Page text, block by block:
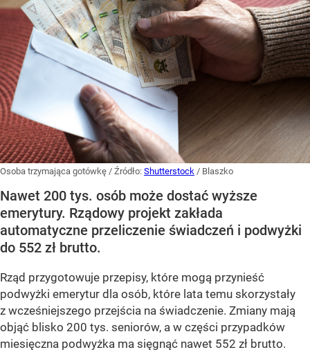
Osoba trzymająca gotówkę / Źródło: Shutterstock / Blaszko
Nawet 200 tys. osób może dostać wyższe
emerytury. Rządowy projekt zakłada
automatyczne przeliczenie świadczeń i podwyżki
do 552 zł brutto.
Rząd przygotowuje przepisy, które mogą przynieść
podwyżki emerytur dla osób, które lata temu skorzystały
z wcześniejszego przejścia na świadczenie. Zmiany mają
objąć blisko 200 tys. seniorów, a w części przypadków
miesięczna podwyżka ma sięgnąć nawet 552 zł brutto.